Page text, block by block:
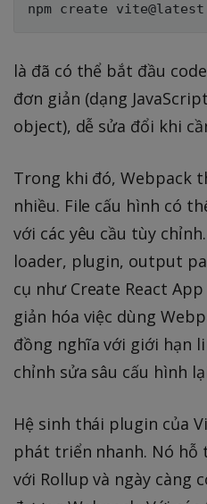
là đã có thể bắt đầu
đơn giản (dạng
object), dễ sửa đổi khi
Trong khi đó, Webpack
nhiều. File cấu hình có
với các yêu cầu tùy
loader, plugin, output
cụ như Create React
giản hóa việc dùng
đồng nghĩa với giới hạn
chỉnh sửa sâu cấu hình
Hệ sinh thái plugin của
phát triển nhanh. Nó
với Rollup và ngày càng